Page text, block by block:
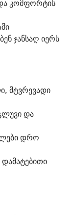
და კომფორტის
ჯანსაღ იერს
მტვრევადი
და
დრო
დამატებითი